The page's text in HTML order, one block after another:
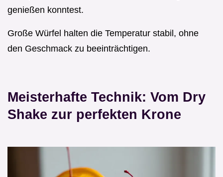
genießen konntest.
Große Würfel halten die Temperatur stabil, ohne
den Geschmack zu beeinträchtigen.
Meisterhafte Technik: Vom Dry
Shake zur perfekten Krone